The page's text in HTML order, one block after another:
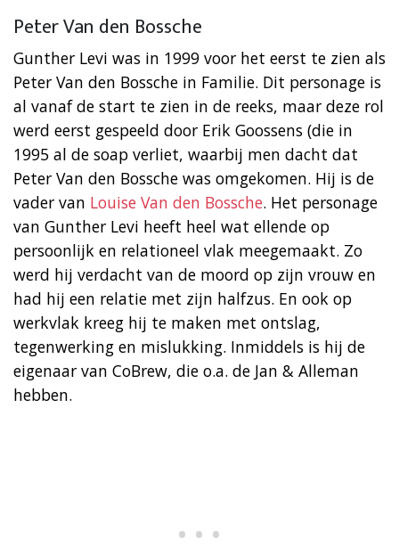
Peter Van den Bossche
Gunther Levi was in 1999 voor het eerst te zien als
Peter Van den Bossche in Familie. Dit personage is
al vanaf de start te zien in de reeks, maar deze rol
werd eerst gespeeld door Erik Goossens (die in
1995 al de soap verliet, waarbij men dacht dat
Peter Van den Bossche was omgekomen. Hij is de
vader van Louise Van den Bossche. Het personage
van Gunther Levi heeft heel wat ellende op
persoonlijk en relationeel vlak meegemaakt. Zo
werd hij verdacht van de moord op zijn vrouw en
had hij een relatie met zijn halfzus. En ook op
werkvlak kreeg hij te maken met ontslag,
tegenwerking en mislukking. Inmiddels is hij de
eigenaar van CoBrew, die o.a. de Jan & Alleman
hebben.